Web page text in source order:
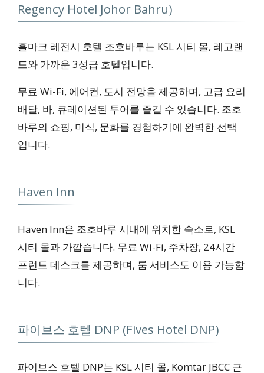
Regency Hotel Johor Bahru)
홀마크 레전시 호텔 조호바루는 KSL 시티 몰, 레고랜
드와 가까운 3성급 호텔입니다.
무료 Wi-Fi, 에어컨, 도시 전망을 제공하며, 고급 요리
배달, 바, 큐레이션된 투어를 즐길 수 있습니다. 조호
바루의 쇼핑, 미식, 문화를 경험하기에 완벽한 선택
입니다.
Haven Inn
Haven Inn은 조호바루 시내에 위치한 숙소로, KSL
시티 몰과 가깝습니다. 무료 Wi-Fi, 주차장, 24시간
프런트 데스크를 제공하며, 룸 서비스도 이용 가능합
니다.
파이브스 호텔 DNP (Fives Hotel DNP)
파이브스 호텔 DNP는 KSL 시티 몰, Komtar JBCC 근